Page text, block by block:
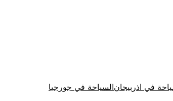
في اذربيجانالسياحة في جورجيا